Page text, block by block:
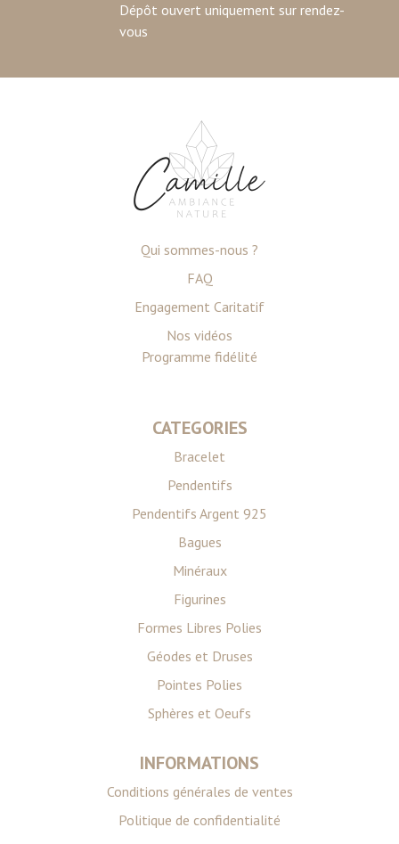
Dépôt ouvert uniquement sur rendez-
vous
Qui sommes-nous ?
FAQ
Engagement Caritatif
Nos vidéos
Programme fidélité
CATEGORIES
Bracelet
Pendentifs
Pendentifs Argent 925
Bagues
Minéraux
Figurines
Formes Libres Polies
Géodes et Druses
Pointes Polies
Sphères et Oeufs
INFORMATIONS
Conditions générales de ventes
Politique de confidentialité